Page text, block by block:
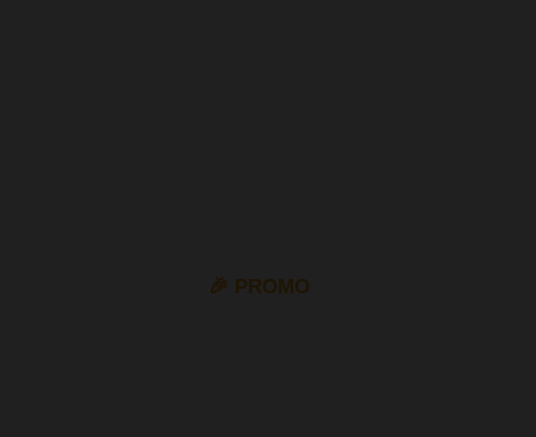
🎉 PROMO